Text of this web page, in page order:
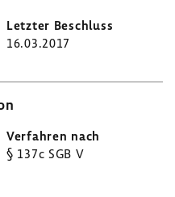
16.03.2017
§ 137c SGB V